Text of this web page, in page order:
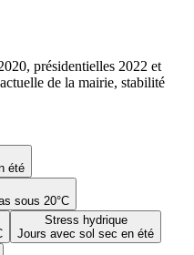
été
sous 20°C
Stress hydrique
Jours avec sol sec en été
présidentielles 2022 et
de la mairie, stabilité